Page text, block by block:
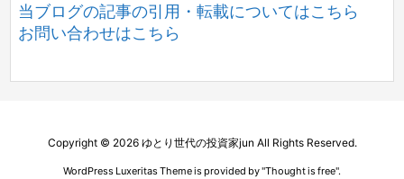
当ブログの記事の引用・転載についてはこちら
お問い合わせはこちら
Copyright © 2026 ゆとり世代の投資家jun All Rights Reserved.
WordPress Luxeritas Theme is provided by "Thought is free".